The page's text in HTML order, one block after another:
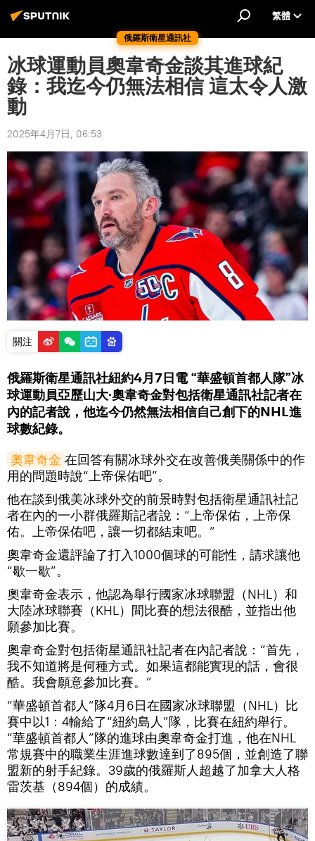
俄羅斯衛星通訊社
繁體
冰球運動員奧韋奇金談其進球紀
錄：我迄今仍無法相信 這太令人激
動
2025年4月7日, 06:53
關注
俄羅斯衛星通訊社紐約4月7日電 “華盛頓首都人隊”冰
球運動員亞歷山大∙奧韋奇金對包括衛星通訊社記者在
內的記者說，他迄今仍然無法相信自己創下的NHL進
球數紀錄。
奧韋奇金 在回答有關冰球外交在改善俄美關係中的作
用的問題時說“上帝保佑吧”。
他在談到俄美冰球外交的前景時對包括衛星通訊社記
者在內的一小群俄羅斯記者說：“上帝保佑，上帝保
佑。上帝保佑吧，讓一切都結束吧。”
奧韋奇金還評論了打入1000個球的可能性，請求讓他
“歇一歇”。
奧韋奇金表示，他認為舉行國家冰球聯盟（NHL）和
大陸冰球聯賽（KHL）間比賽的想法很酷，並指出他
願參加比賽。
奧韋奇金對包括衛星通訊社記者在內記者說：“首先，
我不知道將是何種方式。如果這都能實現的話，會很
酷。我會願意參加比賽。”
“華盛頓首都人”隊4月6日在國家冰球聯盟（NHL）比
賽中以1：4輸給了“紐約島人”隊，比賽在紐約舉行。
“華盛頓首都人”隊的進球由奧韋奇金打進，他在NHL
常規賽中的職業生涯進球數達到了895個，並創造了聯
盟新的射手紀錄。39歲的俄羅斯人超越了加拿大人格
雷茨基（894個）的成績。